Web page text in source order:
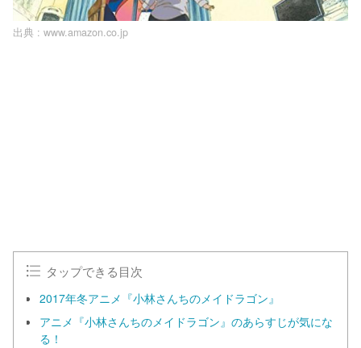
出典 : www.amazon.co.jp
タップできる目次
2017年冬アニメ『小林さんちのメイドラゴン』
アニメ『小林さんちのメイドラゴン』のあらすじが気にな
る！